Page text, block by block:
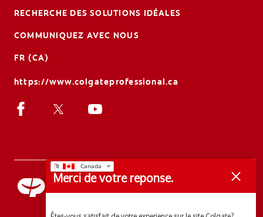
RECHERCHE DES SOLUTIONS IDÉALES
COMMUNIQUEZ AVEC NOUS
FR (CA)
https://www.colgateprofessional.ca
Merci de votre reponse.